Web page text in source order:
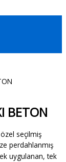
BETON
seçilmiş
perdahlanmış
uygulanan, tek